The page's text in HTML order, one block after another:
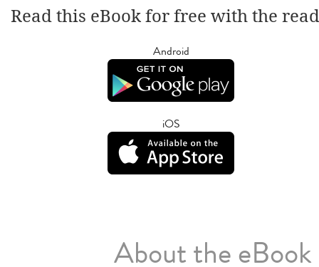
Read this eBook for free with the
Android
iOS
About the eBook